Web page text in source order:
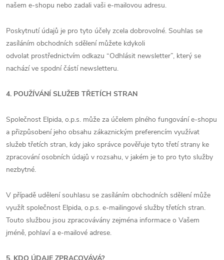
našem e-shopu nebo zadali vaši e-mailovou adresu.
Poskytnutí údajů je pro tyto účely zcela dobrovolné. Souhlas se
zasíláním obchodních sdělení můžete kdykoli
odvolat prostřednictvím odkazu “Odhlásit newsletter”, který se
nachází ve spodní částí newsletteru.
4. POUŽÍVÁNÍ SLUŽEB TŘETÍCH STRAN
Společnost Elpida, o.p.s. může za účelem plného fungování e-shopu
a přizpůsobení jeho obsahu zákaznickým preferencím využívat
služeb třetích stran, kdy jako správce pověřuje tyto třetí strany ke
zpracování osobních údajů v rozsahu, v jakém je to pro tyto služby
nezbytné.
V případě udělení souhlasu se zasíláním obchodních sdělení může
využít společnost Elpida, o.p.s. e-mailingové služby třetích stran.
Touto službou jsou zpracovávány zejména informace o Vašem
jméně, pohlaví a e-mailové adrese.